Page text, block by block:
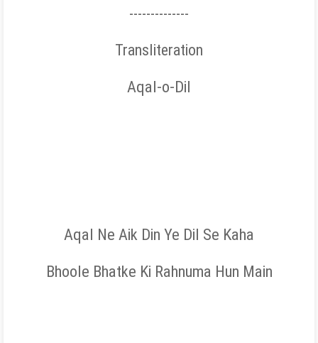
--------------
Transliteration
Aqal-o-Dil
Aqal Ne Aik Din Ye Dil Se Kaha
Bhoole Bhatke Ki Rahnuma Hun Main